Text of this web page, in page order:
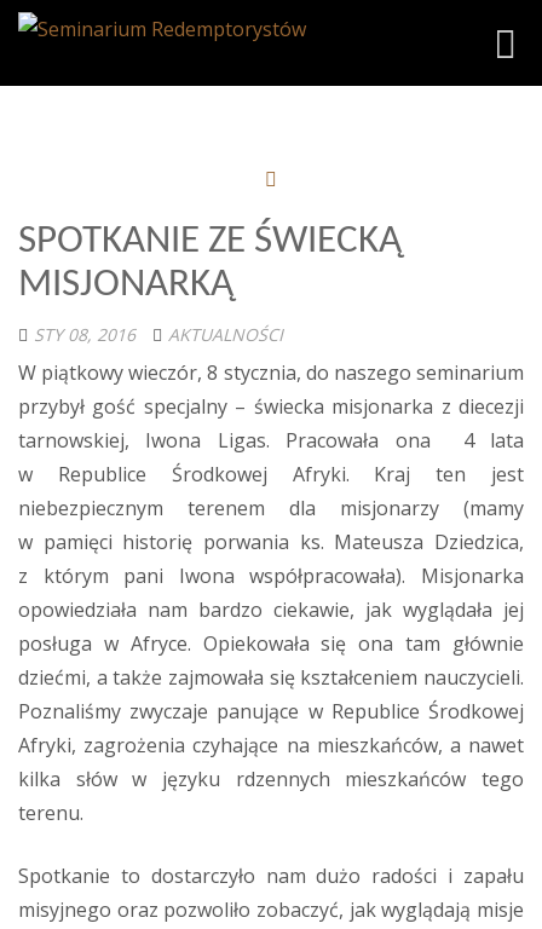
SPOTKANIE ZE ŚWIECKĄ
MISJONARKĄ
STY 08, 2016 AKTUALNOŚCI
W piątkowy wieczór, 8 stycznia, do naszego seminarium
przybył gość specjalny – świecka misjonarka z diecezji
tarnowskiej, Iwona Ligas. Pracowała ona 4 lata
w Republice Środkowej Afryki. Kraj ten jest
niebezpiecznym terenem dla misjonarzy (mamy
w pamięci historię porwania ks. Mateusza Dziedzica,
z którym pani Iwona współpracowała). Misjonarka
opowiedziała nam bardzo ciekawie, jak wyglądała jej
posługa w Afryce. Opiekowała się ona tam głównie
dziećmi, a także zajmowała się kształceniem nauczycieli.
Poznaliśmy zwyczaje panujące w Republice Środkowej
Afryki, zagrożenia czyhające na mieszkańców, a nawet
kilka słów w języku rdzennych mieszkańców tego
terenu.
Spotkanie to dostarczyło nam dużo radości i zapału
misyjnego oraz pozwoliło zobaczyć, jak wyglądają misje